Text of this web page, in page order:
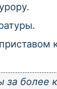
более